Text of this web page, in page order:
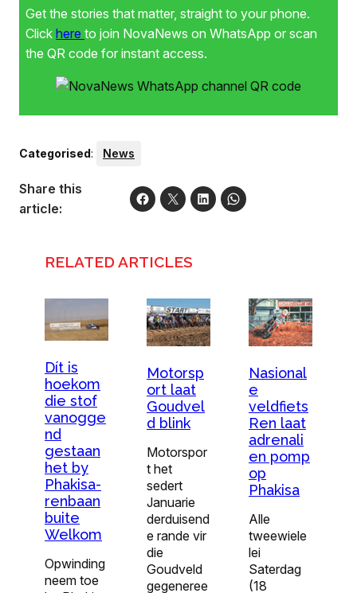
Get the stories that matter, straight to your phone.
Click here to join NovaNews on WhatsApp or scan
the QR code for instant access.
Categorised: News
Share this
article:
RELATED ARTICLES
Dít is
hoekom
die stof
vanogge
nd
gestaan
het by
Phakisa-
renbaan
buite
Welkom
Opwinding
neem toe
Motorsp
ort laat
Goudvel
d blink
Motorspor
t het
sedert
Januarie
derduisend
e rande vir
die
Goudveld
gegeneree
Nasional
e
veldfiets
Ren laat
adrenali
en pomp
op
Phakisa
Alle
tweewiele
lei
Saterdag
(18